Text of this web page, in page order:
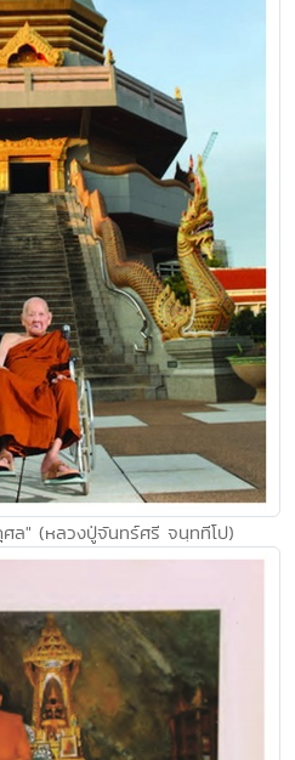
ศล" (หลวงปู่จันทร์ศรี จนฺททีโป)